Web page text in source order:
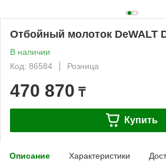
Отбойный молоток DeWALT
В наличии
Код: 86584
Розница
470 870 ₸
Купить
Описание Характеристики